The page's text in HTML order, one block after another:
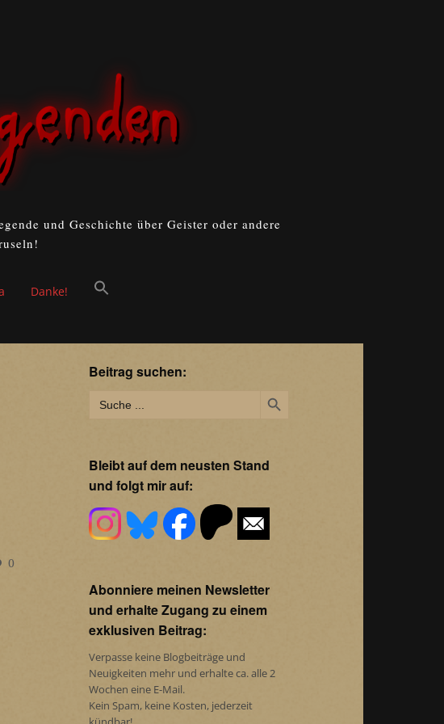
und Geschichte über Geister oder andere
Danke!
0
Beitrag suchen:
for:
Bleibt auf dem neusten Stand
und folgt mir auf:
Abonniere meinen Newsletter
und erhalte Zugang zu einem
exklusiven Beitrag:
Verpasse keine Blogbeiträge und
Neuigkeiten mehr und erhalte ca. alle 2
Wochen eine E-Mail.
Kein Spam, keine Kosten, jederzeit